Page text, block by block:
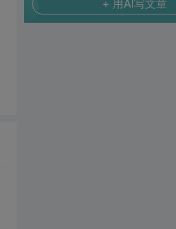
+ 用AI写文章